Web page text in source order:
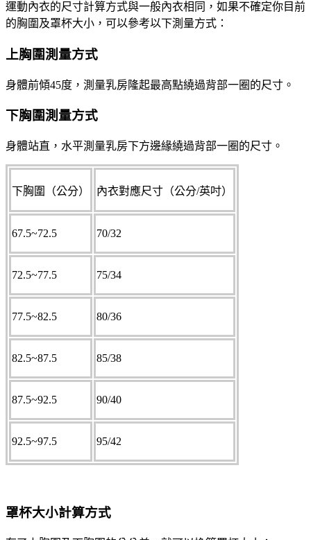
運動內衣的尺寸計算方式與一般內衣相同，如果不確定你目前
的胸圍及罩杯大小，可以參考以下測量方式：
上胸圍測量方式
身體前傾45度，測量乳房隆起最高點繞過背部一圈的尺寸。
下胸圍測量方式
身體站直，水平測量乳房下方邊緣繞過背部一圈的尺寸。
下胸圍（公分） 內衣對應尺寸（公分/英吋）
67.5~72.5 70/32
72.5~77.5 75/34
77.5~82.5 80/36
82.5~87.5 85/38
87.5~92.5 90/40
92.5~97.5 95/42
罩杯大小計算方式